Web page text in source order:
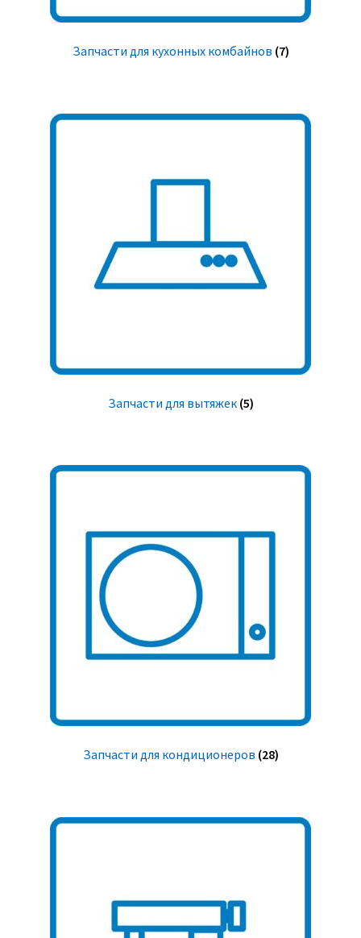
Запчасти для кухонных комбайнов (7)
Запчасти для вытяжек (5)
Запчасти для кондиционеров (28)